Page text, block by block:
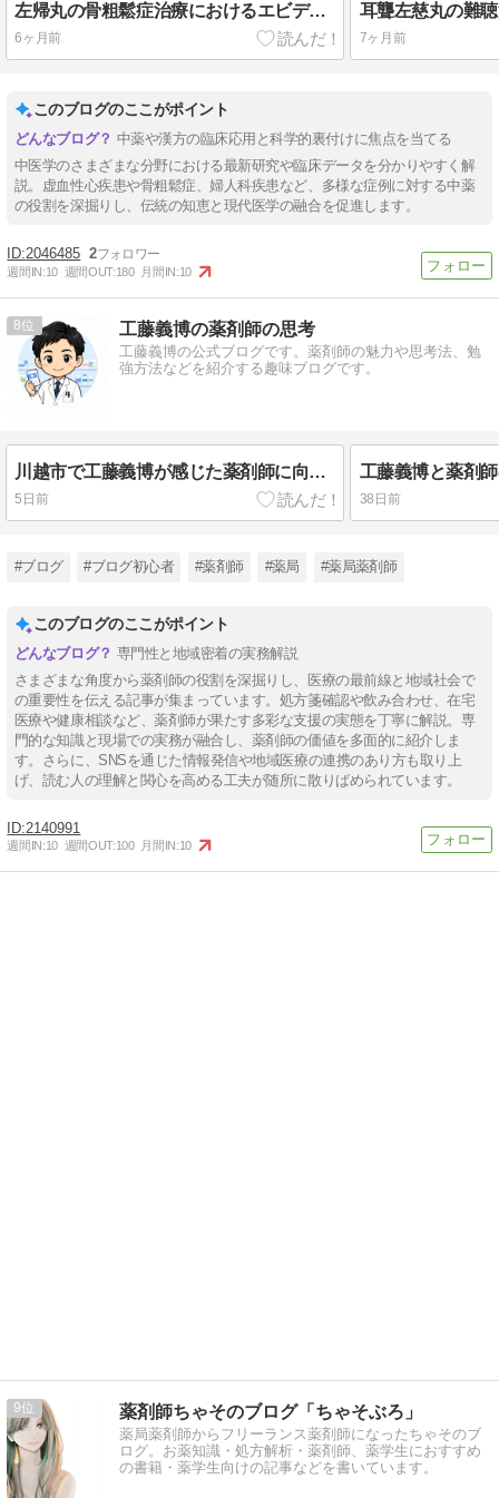
左帰丸の骨粗鬆症治療におけるエビデンス：基礎研究と臨床研究の現状
6ヶ月前 7ヶ月前
このブログのここがポイント
中薬や漢方の臨床応用と科学的裏付けに焦点を当てる
中医学のさまざまな分野における最新研究や臨床データを分かりやすく解
説。虚血性心疾患や骨粗鬆症、婦人科疾患など、多様な症例に対する中薬
の役割を深掘りし、伝統の知恵と現代医学の融合を促進します。
2046485 2
週間IN:10 週間OUT:180 月間IN:10
8 工藤義博の薬剤師の思考
工藤義博の公式ブログです。薬剤師の魅力や思考法、勉
強方法などを紹介する趣味ブログです。
川越市で工藤義博が感じた薬剤師に向いている人の特徴２選
5日前 38日前
#ブログ #ブログ初心者 #薬剤師 #薬局 #薬局薬剤師
このブログのここがポイント
専門性と地域密着の実務解説
さまざまな角度から薬剤師の役割を深掘りし、医療の最前線と地域社会で
の重要性を伝える記事が集まっています。処方箋確認や飲み合わせ、在宅
医療や健康相談など、薬剤師が果たす多彩な支援の実態を丁寧に解説。専
門的な知識と現場での実務が融合し、薬剤師の価値を多面的に紹介しま
す。さらに、SNSを通じた情報発信や地域医療の連携のあり方も取り上
げ、読む人の理解と関心を高める工夫が随所に散りばめられています。
2140991
週間IN:10 週間OUT:100 月間IN:10
9 薬剤師ちゃそのブログ「ちゃそぶろ」
薬局薬剤師からフリーランス薬剤師になったちゃそのブ
ログ。お薬知識・処方解析・薬剤師、薬学生におすすめ
の書籍・薬学生向けの記事などを書いています。